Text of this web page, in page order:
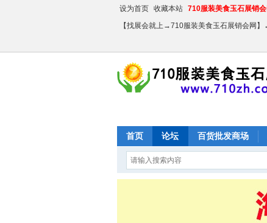
设为首页 收藏本站 710服装美食玉石展销
【找展会就上→710服装美食玉石展销会网
首页 论坛 百货批发商场